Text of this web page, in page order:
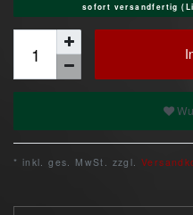
sofort versandfertig
* inkl. ges. MwSt. zzgl.